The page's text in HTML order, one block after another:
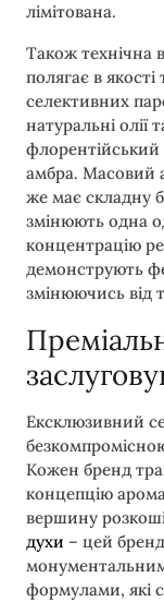
лімітована.
Також технічна
полягає в якості
селективних
натуральні олії
флорентійський
амбра. Масовий
же має складну
змінюють одна
концентрацію
демонструють
змінюючись від
Ексклюзивний
Кожен бренд
концепцію
вершину
духи – цей
формулами, які